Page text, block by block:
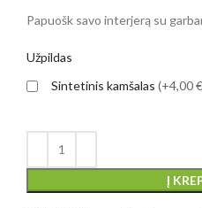
Papuošk savo interjerą su
Užpildas
Sintetinis kamšalas (+4,00
Į